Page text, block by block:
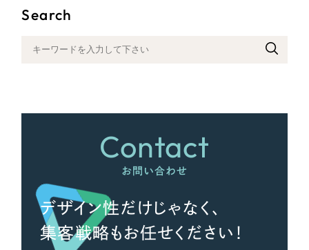
Search
Contact
お問い合わせ
デザイン性だけじゃなく、
集客戦略もお任せください！